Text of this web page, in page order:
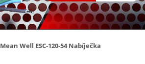
Mean Well ESC-120-54 Nabíječka